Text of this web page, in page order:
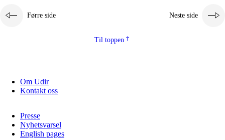
Førre side Neste side
Til toppen
Om Udir
Kontakt oss
Presse
Nyhetsvarsel
English pages